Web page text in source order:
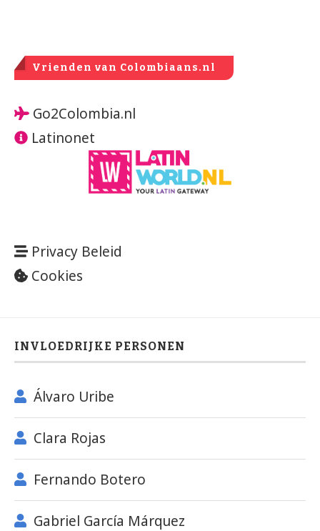
Vrienden van Colombiaans.nl
Go2Colombia.nl
Latinonet
Privacy Beleid
Cookies
INVLOEDRIJKE PERSONEN
Álvaro Uribe
Clara Rojas
Fernando Botero
Gabriel García Márquez